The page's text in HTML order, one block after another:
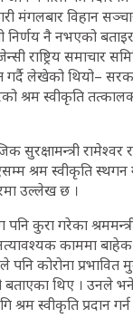
मंगलबार विहान
निर्णय नै नभएको
राष्ट्रिय समाचार
गर्दै लेखेको थियो–
श्रम स्वीकृति
सुरक्षामन्त्री
श्रम स्वीकृति स्थगन
उल्लेख छ ।
कुरा गरेका
काममा
पनि कोरोना
थिए । उनले
स्वीकृति प्रदान